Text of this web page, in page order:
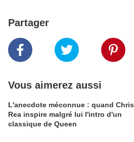
Partager
Vous aimerez aussi
L'anecdote méconnue : quand Chris
Rea inspire malgré lui l'intro d'un
classique de Queen